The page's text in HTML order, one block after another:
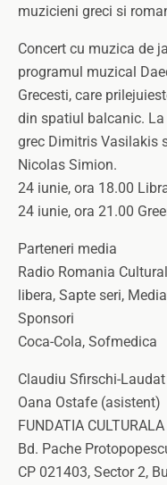
muzicieni greci si
Concert cu muzica de
programul muzical
Grecesti, care
din spatiul balcanic.
grec Dimitris Vasilakis
Nicolas Simion.
24 iunie, ora 18.00
24 iunie, ora 21.00
Parteneri media
Radio Romania
libera, Sapte seri,
Sponsori
Coca-Cola, Sofmedica
Claudiu Sfirschi-
Oana Ostafe (asistent)
FUNDATIA
Bd. Pache
CP 021403, Sector 2,